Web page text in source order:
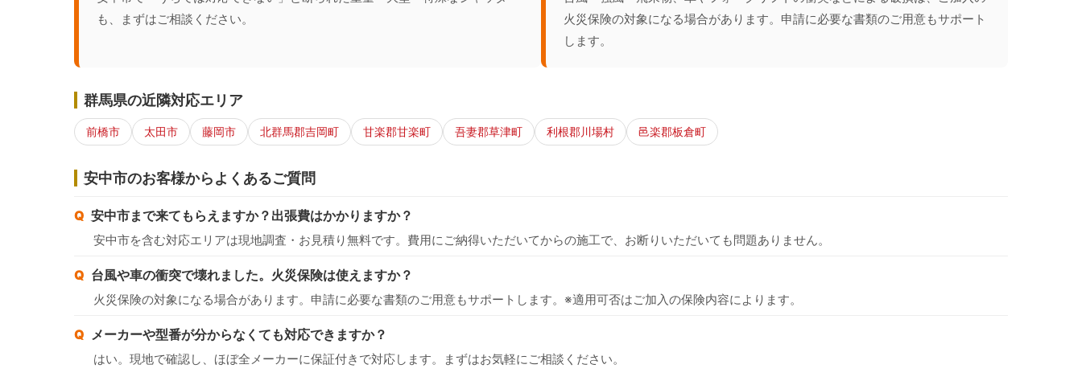
も、まずはご相談ください。
火災保険の対象になる場合があります。申請に必要な書類のご用意もサポート
します。
群馬県の近隣対応エリア
前橋市 太田市 藤岡市 北群馬郡吉岡町 甘楽郡甘楽町 吾妻郡草津町 利根郡川場村 邑楽郡板倉町
安中市のお客様からよくあるご質問
安中市まで来てもらえますか？出張費はかかりますか？
安中市を含む対応エリアは現地調査・お見積り無料です。費用にご納得いただいてからの施工で、お断りいただいても問題ありません。
台風や車の衝突で壊れました。火災保険は使えますか？
火災保険の対象になる場合があります。申請に必要な書類のご用意もサポートします。※適用可否はご加入の保険内容によります。
メーカーや型番が分からなくても対応できますか？
はい。現地で確認し、ほぼ全メーカーに保証付きで対応します。まずはお気軽にご相談ください。